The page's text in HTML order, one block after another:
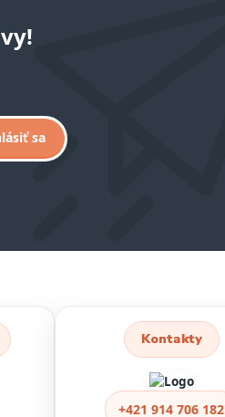
sa
Kontakty
+421 914 706 182